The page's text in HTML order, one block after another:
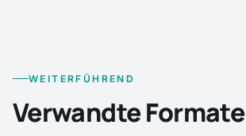
WEITERFÜHREND
Verwandte Formate